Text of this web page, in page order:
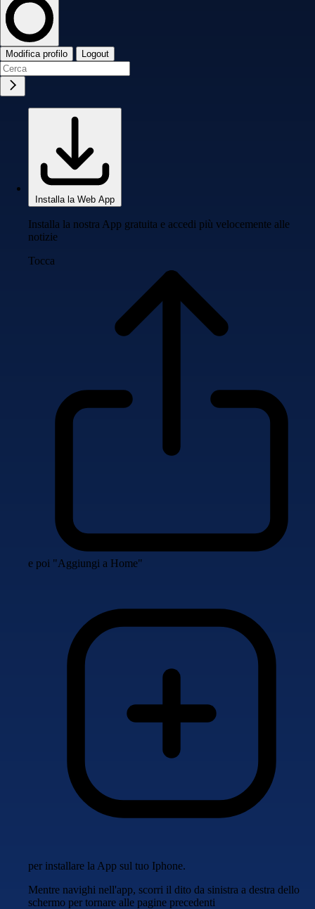
Modifica profilo Logout
Installa la Web App
Installa la nostra App gratuita e accedi più velocemente alle
notizie
Tocca
e poi "Aggiungi a Home"
per installare la App sul tuo Iphone.
Mentre navighi nell'app, scorri il dito da sinistra a destra dello
schermo per tornare alle pagine precedenti